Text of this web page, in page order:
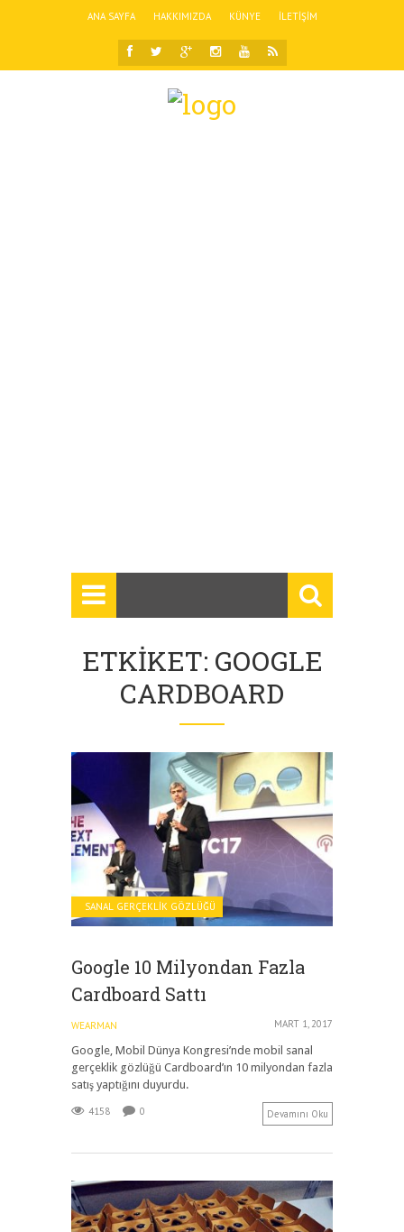
ANA SAYFA HAKKIMIZDA KÜNYE İLETIŞIM
ETKIKET: GOOGLE
CARDBOARD
SANAL GERÇEKLIK GÖZLÜĞÜ
Google 10 Milyondan Fazla
Cardboard Sattı
WEARMAN MART 1, 2017
Google, Mobil Dünya Kongresi’nde mobil sanal
gerçeklik gözlüğü Cardboard’ın 10 milyondan fazla
satış yaptığını duyurdu.
4158 0 Devamını Oku